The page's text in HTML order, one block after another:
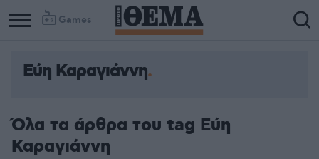
Games
Εύη Καραγιάννη
Όλα τα άρθρα του tag Εύη
Καραγιάννη